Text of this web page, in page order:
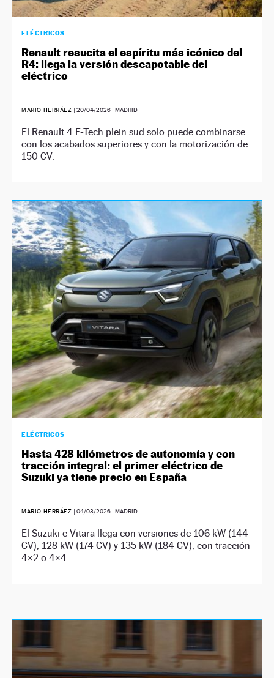
ELÉCTRICOS
Renault resucita el espíritu más icónico del
R4: llega la versión descapotable del
eléctrico
MARIO HERRÁEZ | 20/04/2026| MADRID
El Renault 4 E-Tech plein sud solo puede combinarse
con los acabados superiores y con la motorización de
150 CV.
ELÉCTRICOS
Hasta 428 kilómetros de autonomía y con
tracción integral: el primer eléctrico de
Suzuki ya tiene precio en España
MARIO HERRÁEZ | 04/03/2026| MADRID
El Suzuki e Vitara llega con versiones de 106 kW (144
CV), 128 kW (174 CV) y 135 kW (184 CV), con tracción
4×2 o 4×4.